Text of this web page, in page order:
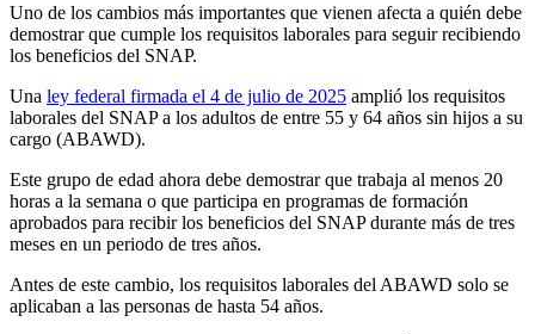
Uno de los cambios más importantes que vienen afecta a quién debe
demostrar que cumple los requisitos laborales para seguir recibiendo
los beneficios del SNAP.
Una ley federal firmada el 4 de julio de 2025 amplió los requisitos
laborales del SNAP a los adultos de entre 55 y 64 años sin hijos a su
cargo (ABAWD).
Este grupo de edad ahora debe demostrar que trabaja al menos 20
horas a la semana o que participa en programas de formación
aprobados para recibir los beneficios del SNAP durante más de tres
meses en un periodo de tres años.
Antes de este cambio, los requisitos laborales del ABAWD solo se
aplicaban a las personas de hasta 54 años.